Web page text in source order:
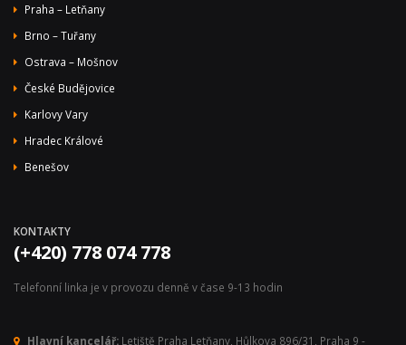
Praha – Letňany
Brno – Tuřany
Ostrava – Mošnov
České Budějovice
Karlovy Vary
Hradec Králové
Benešov
KONTAKTY
(+420) 778 074 778
Telefonní linka je v provozu denně v čase 9-13 hodin
Hlavní kancelář: Letiště Praha Letňany, Hůlkova 896/31, Praha 9 -